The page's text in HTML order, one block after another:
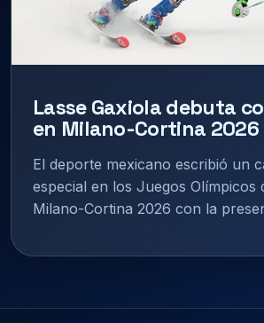
Lasse Gaxiola debuta
en Milano-Cortina 2026
El deporte mexicano escribió un
especial en los Juegos Olímpicos
Milano-Cortina 2026 con la